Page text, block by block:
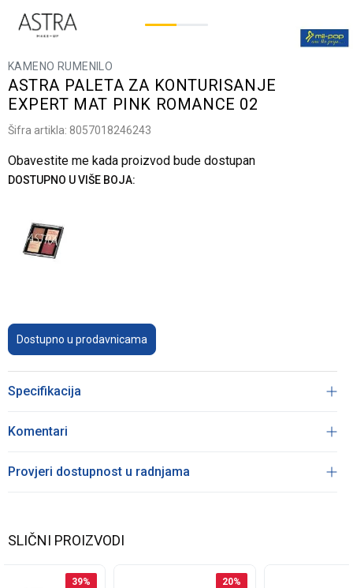
KAMENO RUMENILO
ASTRA PALETA ZA KONTURISANJE
EXPERT MAT PINK ROMANCE 02
Šifra artikla: 8057018246243
Obavestite me kada proizvod bude dostupan
DOSTUPNO U VIŠE BOJA:
Dostupno u prodavnicama
Specifikacija
Komentari
Provjeri dostupnost u radnjama
SLIČNI PROIZVODI
39% 20%